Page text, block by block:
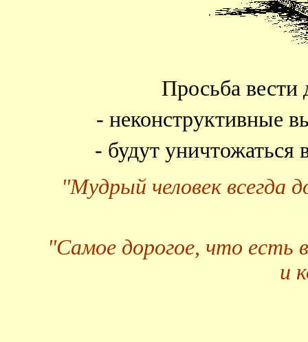
Просьба вести
- неконструктивные
- будут
"Мудрый человек всегда
"Самое дорогое, что есть
и